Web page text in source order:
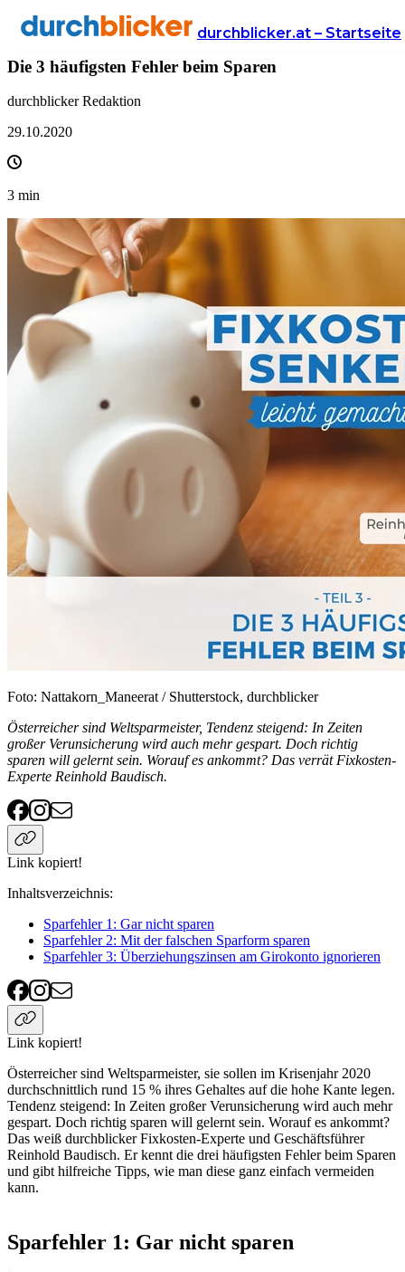
durchblicker.at – Startseite
News Finanzen bausparen
Die 3 häufigsten Fehler beim Sparen
durchblicker Redaktion
29.10.2020
3 min
Foto: Nattakorn_Maneerat / Shutterstock, durchblicker
Österreicher sind Weltsparmeister, Tendenz steigend: In Zeiten
großer Verunsicherung wird auch mehr gespart. Doch richtig
sparen will gelernt sein. Worauf es ankommt? Das verrät Fixkosten-
Experte Reinhold Baudisch.
Link kopiert!
Inhaltsverzeichnis:
Sparfehler 1: Gar nicht sparen
Sparfehler 2: Mit der falschen Sparform sparen
Sparfehler 3: Überziehungszinsen am Girokonto ignorieren
Link kopiert!
Österreicher sind Weltsparmeister, sie sollen im Krisenjahr 2020
durchschnittlich rund 15 % ihres Gehaltes auf die hohe Kante legen.
Tendenz steigend: In Zeiten großer Verunsicherung wird auch mehr
gespart. Doch richtig sparen will gelernt sein. Worauf es ankommt?
Das weiß durchblicker Fixkosten-Experte und Geschäftsführer
Reinhold Baudisch. Er kennt die drei häufigsten Fehler beim Sparen
und gibt hilfreiche Tipps, wie man diese ganz einfach vermeiden
kann.
Sparfehler 1: Gar nicht sparen